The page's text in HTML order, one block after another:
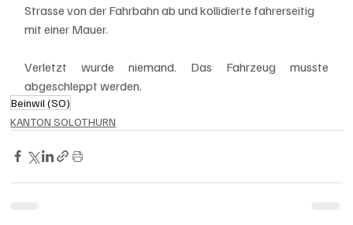
Strasse von der Fahrbahn ab und kollidierte fahrerseitig
mit einer Mauer.
Verletzt wurde niemand. Das Fahrzeug musste
abgeschleppt werden.
Beinwil (SO)
KANTON SOLOTHURN